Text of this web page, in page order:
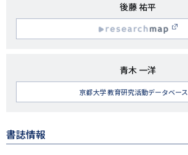
研
究
者
後藤 祐平
研
究
者
青木 一洋
京都大学 教育研究活動データベース
書誌情報